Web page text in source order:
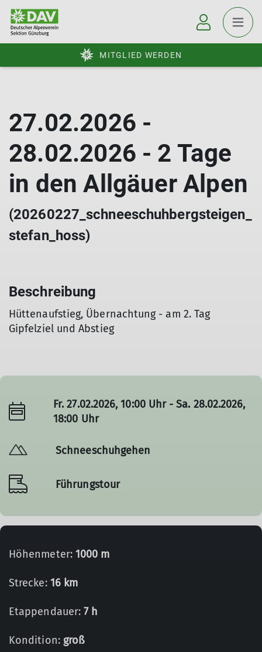
MITGLIED WERDEN
27.02.2026 -
28.02.2026 - 2 Tage
in den Allgäuer Alpen
(20260227_schneeschuhbergsteigen_
stefan_hoss)
Beschreibung
Hüttenaufstieg, Übernachtung - am 2. Tag
Gipfelziel und Abstieg
Fr. 27.02.2026, 10:00 Uhr - Sa. 28.02.2026,
18:00 Uhr
Schneeschuhgehen
Führungstour
Höhenmeter: 1000 m
Strecke: 16 km
Etappendauer:7 h
Kondition: groß